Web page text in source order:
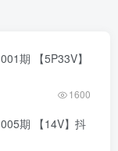
期 【5P33V】
1600
期 【14V】抖